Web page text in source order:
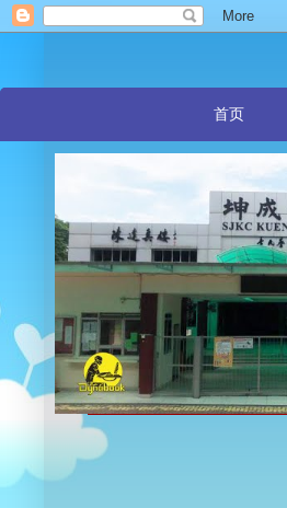
首页